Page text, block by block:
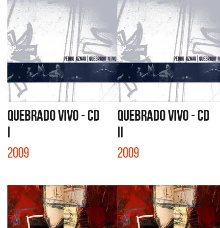
QUEBRADO VIVO - CD
I
2009
QUEBRADO VIVO - CD
II
2009